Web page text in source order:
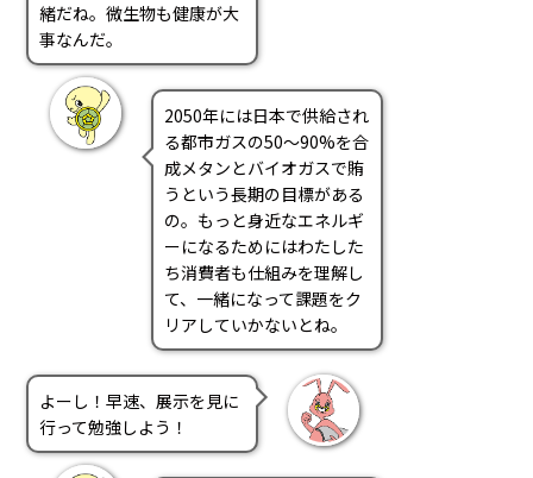
緒だね。微生物も健康が大
事なんだ。
2050年には日本で供給され
る都市ガスの50～90%を合
成メタンとバイオガスで賄
うという長期の目標がある
の。もっと身近なエネルギ
ーになるためにはわたした
ち消費者も仕組みを理解し
て、一緒になって課題をク
リアしていかないとね。
よーし！早速、展示を見に
行って勉強しよう！